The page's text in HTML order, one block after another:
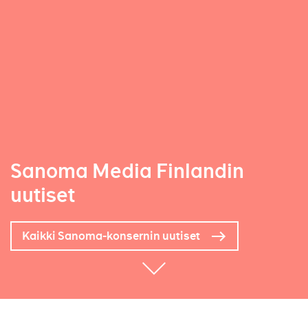
Sanoma Media Finlandin
uutiset
Kaikki Sanoma-konsernin uutiset